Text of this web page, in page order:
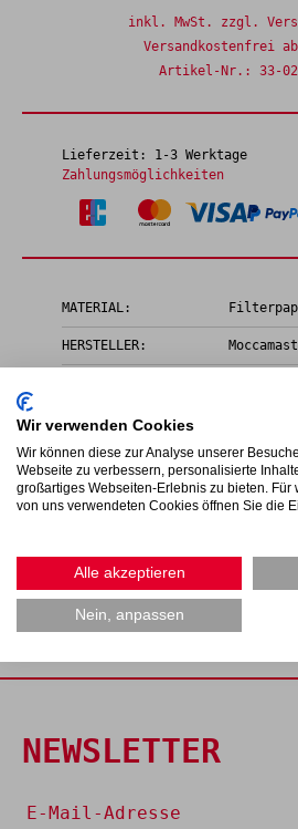
inkl. MwSt. zzgl.
Versandkostenfrei
Artikel-Nr.: 33-
Lieferzeit: 1-3 Werktage
Zahlungsmöglichkeiten
MATERIAL:
HERSTELLER:
NEWSLETTER
Wir verwenden Cookies
Wir können diese zur Analyse unserer
Webseite zu verbessern, personalisierte
großartiges Webseiten-Erlebnis zu bieten. Für
von uns verwendeten Cookies öffnen Sie die
Alle akzeptieren
Nein, anpassen